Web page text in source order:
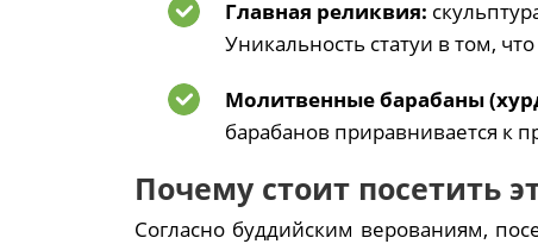
Главная реликвия:
Уникальность статуи в том,
Молитвенные барабаны
барабанов приравнивается к
Почему стоит посетить
Согласно буддийским верованиям,